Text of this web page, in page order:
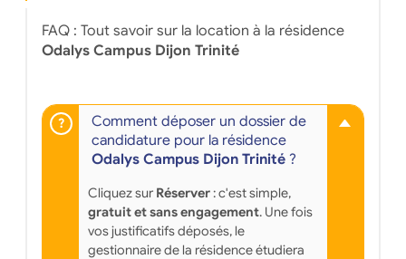
FAQ : Tout savoir sur la location à la résidence
Odalys Campus Dijon Trinité
Comment déposer un dossier de
candidature pour la résidence
Odalys Campus Dijon Trinité?
Cliquez sur Réserver: c'est simple,
gratuit et sans engagement. Une fois
vos justificatifs déposés, le
gestionnaire de la résidence étudiera